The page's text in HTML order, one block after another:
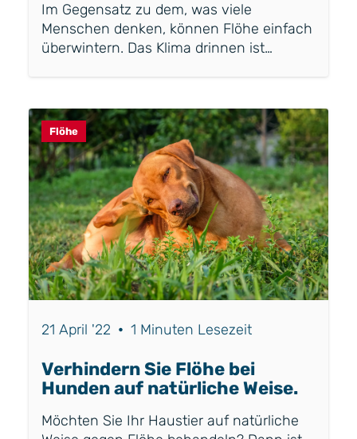
Im Gegensatz zu dem, was viele
Menschen denken, können Flöhe einfach
überwintern. Das Klima drinnen ist
aber drinnen wird die Temperatur nicht
unter 0 Grad fallen und ist somit ideal für
Flöhe, um sich weiterzuentwickeln.
Flöhe
21 April '22 • 1 Minuten Lesezeit
Verhindern Sie Flöhe bei
Hunden auf natürliche Weise.
Möchten Sie Ihr Haustier auf natürliche